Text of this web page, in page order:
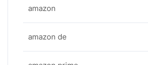
amazon
amazon de